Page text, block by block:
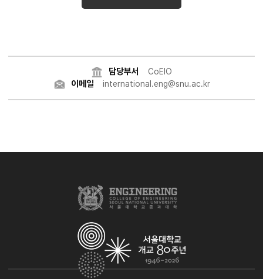
담당부서 CoEIO
이메일 international.eng@snu.ac.kr